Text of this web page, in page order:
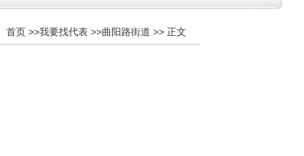
首页>>我要找代表 >>曲阳路街道 >> 正文